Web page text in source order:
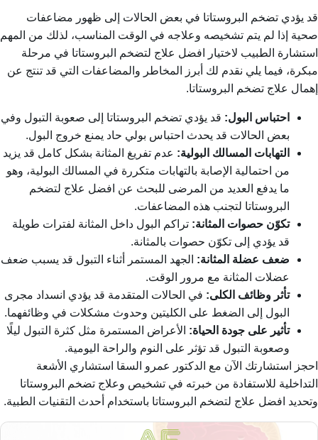
قد يؤدي تضخم البروستاتا في بعض الحالات إلى ظهور مضاعفات
صحية إذا لم يتم تشخيصه وعلاجه في الوقت المناسب، لذلك من المهم
استشارة الطبيب لاختيار
افضل علاج لتضخم البروستاتا في مرحلة
مبكرة، فيما يلي نقدم لك أبرز المخاطر والمضاعفات التي قد تنتج عن
إهمال علاج تضخم البروستاتا.
احتباس البول: قد يؤدي تضخم البروستاتا إلى صعوبة التبول وفي
بعض الحالات قد يحدث احتباس بولي حاد يمنع خروج البول.
التهابات المسالك البولية: عدم تفريغ المثانة بشكل كامل قد يزيد
من احتمالية الإصابة بالتهابات متكررة في المسالك البولية، وهو
ما يدفع العديد من المرضى للبحث عن افضل علاج لتضخم
البروستاتا لتجنب هذه المضاعفات.
تكوّن حصوات المثانة: تراكم البول داخل المثانة لفترات طويلة
قد يؤدي إلى تكوّن حصوات بالمثانة.
ضعف عضلة المثانة: الجهد المستمر أثناء التبول قد يسبب ضعف
عضلات المثانة مع مرور الوقت.
تأثر وظائف الكلى: في الحالات المتقدمة قد يؤدي انسداد مجرى
البول إلى الضغط على الكليتين وحدوث مشكلات في وظائفهما.
تأثير على جودة الحياة: الأعراض المستمرة مثل كثرة التبول ليلًا
وصعوبة التبول قد تؤثر على النوم والراحة اليومية.
احجز استشارتك الآن مع الدكتور عمرو السقا استشاري الأشعة
التداخلية للاستفادة من خبرته في تشخيص وعلاج تضخم البروستاتا
وتحديد افضل علاج لتضخم البروستاتا باستخدام أحدث التقنيات الطبية.